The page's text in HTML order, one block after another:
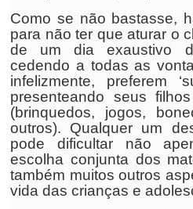
Como se não bastasse,
para não ter que aturar o
de um dia exaustivo
cedendo a todas as
infelizmente, preferem
presenteando seus
(brinquedos, jogos,
outros). Qualquer um
pode dificultar não
escolha conjunta dos
também muitos outros
vida das crianças e